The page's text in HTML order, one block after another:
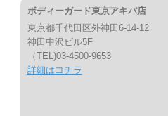
ボディーガード東京アキバ店
東京都千代田区外神田6-14-12
神田中沢ビル5F
（TEL)03-4500-9653
詳細はコチラ